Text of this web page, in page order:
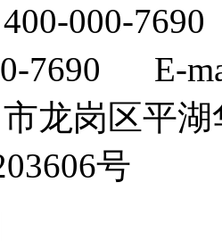
400-000-
7690 E-
龙岗区平
号